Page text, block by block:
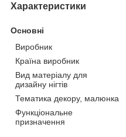
Характеристики
Основні
Виробник
Країна виробник
Вид матеріалу для
дизайну нігтів
Тематика декору, малюнка
Функціональне
призначення